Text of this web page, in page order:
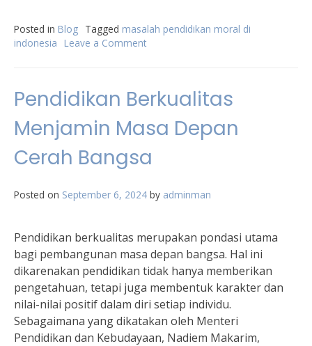
Posted in Blog Tagged masalah pendidikan moral di
indonesia
Leave a Comment
Keagamaan
Pendidikan
di
Indonesia
Pendidikan Berkualitas
Menjamin Masa Depan
Cerah Bangsa
Posted on September 6, 2024 by adminman
Pendidikan berkualitas merupakan pondasi utama
bagi pembangunan masa depan bangsa. Hal ini
dikarenakan pendidikan tidak hanya memberikan
pengetahuan, tetapi juga membentuk karakter dan
nilai-nilai positif dalam diri setiap individu.
Sebagaimana yang dikatakan oleh Menteri
Pendidikan dan Kebudayaan, Nadiem Makarim,